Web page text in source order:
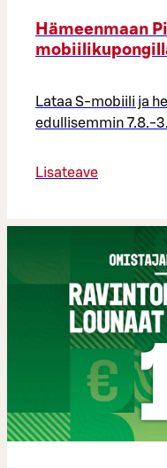
Hämeenmaan
Lataa S-mobiili ja
edullisemmin 7.8.-
Lisateave